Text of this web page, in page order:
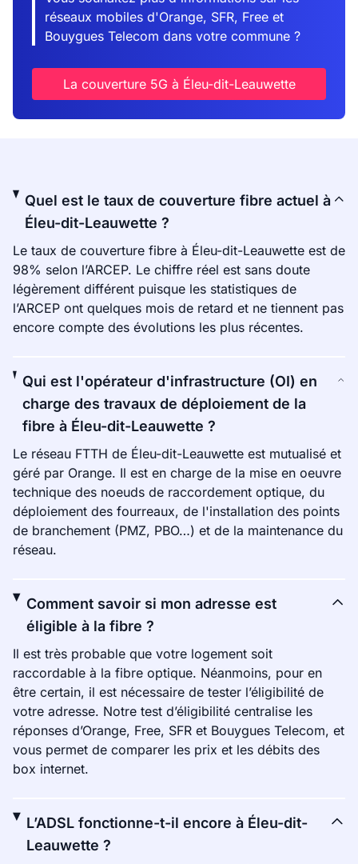
réseaux mobiles d'Orange, SFR, Free et
Bouygues Telecom dans votre commune ?
La couverture 5G à Éleu-dit-Leauwette
Quel est le taux de couverture fibre actuel à
Éleu-dit-Leauwette ?
Le taux de couverture fibre à Éleu-dit-Leauwette est de
98% selon l’ARCEP. Le chiffre réel est sans doute
légèrement différent puisque les statistiques de
l’ARCEP ont quelques mois de retard et ne tiennent pas
encore compte des évolutions les plus récentes.
Qui est l'opérateur d'infrastructure (OI) en
charge des travaux de déploiement de la
fibre à Éleu-dit-Leauwette ?
Le réseau FTTH de Éleu-dit-Leauwette est mutualisé et
géré par Orange. Il est en charge de la mise en oeuvre
technique des noeuds de raccordement optique, du
déploiement des fourreaux, de l'installation des points
de branchement (PMZ, PBO…) et de la maintenance du
réseau.
Comment savoir si mon adresse est
éligible à la fibre ?
Il est très probable que votre logement soit
raccordable à la fibre optique. Néanmoins, pour en
être certain, il est nécessaire de tester l’éligibilité de
votre adresse. Notre test d’éligibilité centralise les
réponses d’Orange, Free, SFR et Bouygues Telecom, et
vous permet de comparer les prix et les débits des
box internet.
L’ADSL fonctionne-t-il encore à Éleu-dit-
Leauwette ?